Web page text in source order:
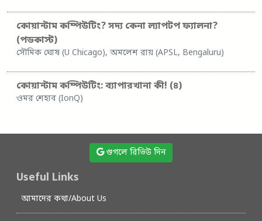
কোয়ান্টাম কম্পিউটিং? সদ্য কেনা ল্যাপটপ ফ্যালনা?
(পডকাস্ট)
সৌমিক ঘোষ (U Chicago), অমলেশ রায় (APSL, Bengaluru)
কোয়ান্টাম কম্পিউটিং: ব্যাপারখানা কী! (৪)
ওমর শেহাব (IonQ)
গুগলে রিভিউ দিন
Useful Links
আমাদের কথা/About Us